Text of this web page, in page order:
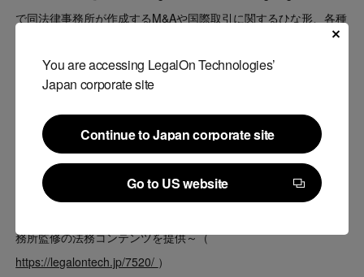
You are accessing LegalOn Technologies’
Japan corporate site
Continue to Japan corporate site
Continue to Japan corporate site
Go to US website
Go to US website
で同法律事務所が作成するM&Aや国際取引に関するひな形、各種
会社法関連書類、それらに付随する解説記事などの法務コンテン
ツ「MORI HAMADAライブラリー」を提供しています。「MORI
HAMADAライブラリー」を通じて、M&A関連や国際取引などの
より複雑かつ高い専門性が求められる案件において、適切な契約
リスクのコントロールや、複雑な案件へのスピーディーな対応が
可能になります。
*LegalOn Technologies、森・濱田松本法律事務所と業務提携
務所監修の法務コンテンツを提供～（
https://legalontech.jp/7520/ ）